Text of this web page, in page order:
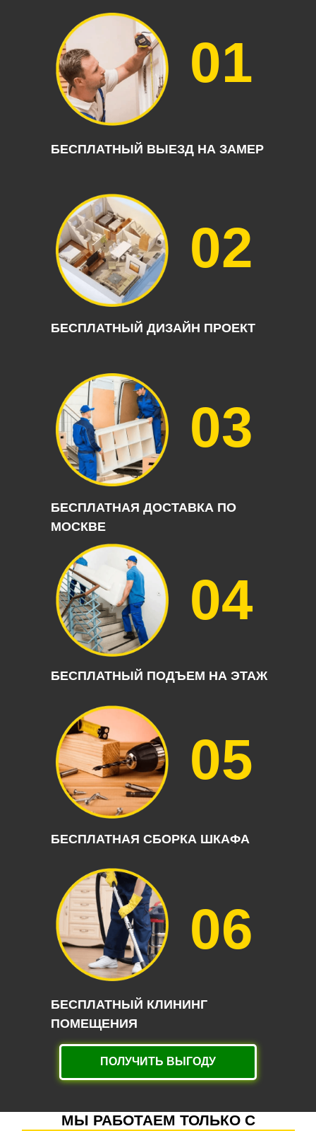
БЕСПЛАТНЫЙ ВЫЕЗД НА ЗАМЕР
01
БЕСПЛАТНЫЙ ДИЗАЙН ПРОЕКТ
02
БЕСПЛАТНАЯ ДОСТАВКА ПО
МОСКВЕ
03
БЕСПЛАТНЫЙ ПОДЪЕМ НА ЭТАЖ
04
БЕСПЛАТНАЯ СБОРКА ШКАФА
05
БЕСПЛАТНЫЙ КЛИНИНГ
ПОМЕЩЕНИЯ
06
ПОЛУЧИТЬ ВЫГОДУ
МЫ РАБОТАЕМ ТОЛЬКО С